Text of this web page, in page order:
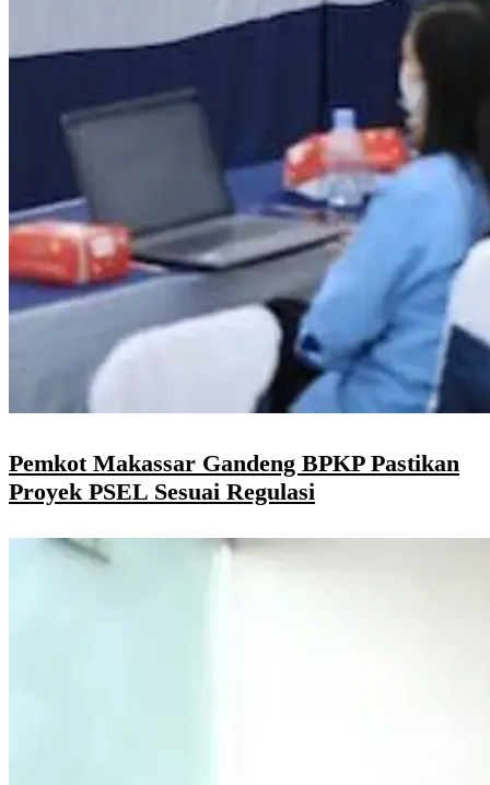
Pemkot Makassar Gandeng BPKP Pastikan
Proyek PSEL Sesuai Regulasi